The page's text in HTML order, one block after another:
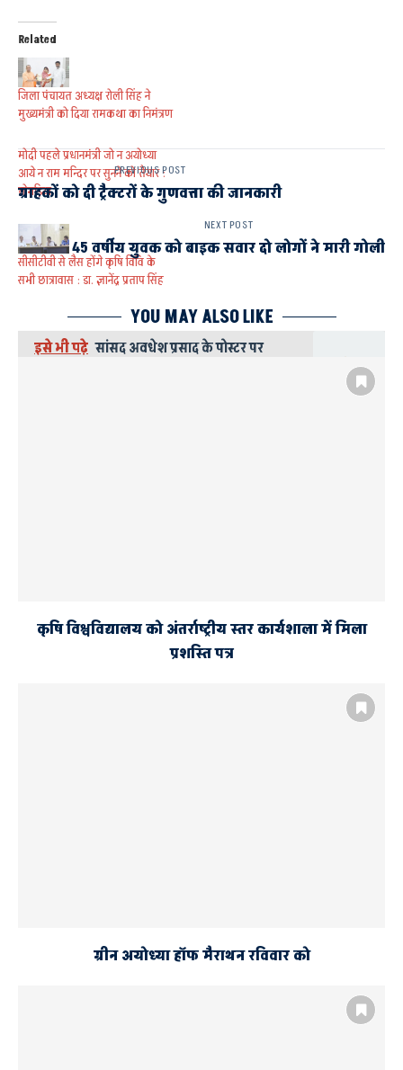
Related
जिला पंचायत अध्यक्ष रोली सिंह ने
मुख्यमंत्री को दिया रामकथा का निमंत्रण
मोदी पहले प्रधानमंत्री जो न अयोध्या
आये न राम मन्दिर पर सुनने को तैयार :
तोगड़िया
सीसीटीवी से लैस होंगे कृषि विवि के
सभी छात्रावास : डा. ज्ञानेंद्र प्रताप सिंह
इसे भी पढ़े सांसद अवधेश प्रसाद के पोस्टर पर
PREVIOUS POST
ग्राहकों को दी ट्रैक्टरों के गुणवत्ता की जानकारी
NEXT POST
45 वर्षीय युवक को बाइक सवार दो लोगों ने मारी गोली
YOU MAY ALSO LIKE
कृषि विश्वविद्यालय को अंतर्राष्ट्रीय स्तर कार्यशाला में मिला
प्रशस्ति पत्र
ग्रीन अयोध्या हॉफ मैराथन रविवार को